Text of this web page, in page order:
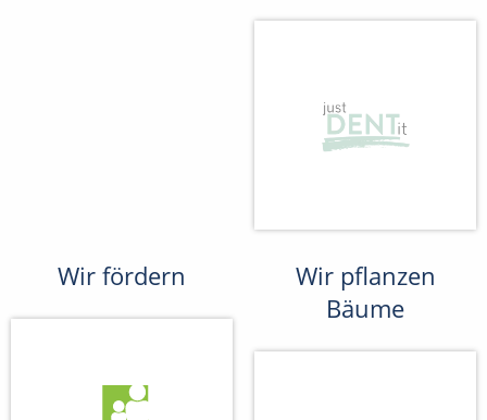
Wir fördern
Wir pflanzen
Bäume